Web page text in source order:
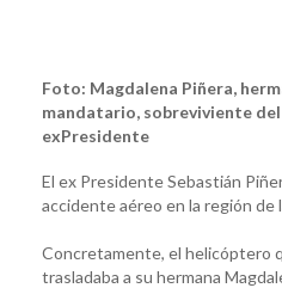
Foto: Magdalena Piñera,
mandatario, sobreviviente
exPresidente
El ex Presidente Sebastián
accidente aéreo en la región de
Concretamente, el helicóptero
trasladaba a su hermana